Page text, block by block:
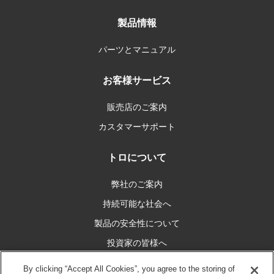
製品情報
パーツとマニュアル
お客様サービス
販売店のご案内
カスタマーサポート
トロについて
弊社のご案内
持続可能な社会へ
製品の安全性について
投資家の皆様へ
By clicking “Accept All Cookies”, you agree to the storing of